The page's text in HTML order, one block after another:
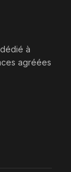
à
agréées